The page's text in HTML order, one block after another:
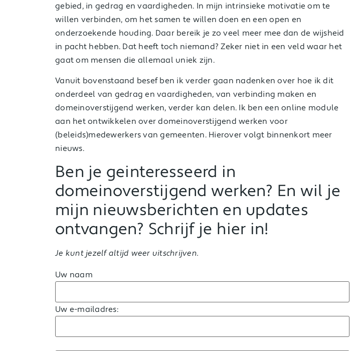
gebied, in gedrag en vaardigheden. In mijn intrinsieke motivatie om te
willen verbinden, om het samen te willen doen en een open en
onderzoekende houding. Daar bereik je zo veel meer mee dan de wijsheid
in pacht hebben. Dat heeft toch niemand? Zeker niet in een veld waar het
gaat om mensen die allemaal uniek zijn.
Vanuit bovenstaand besef ben ik verder gaan nadenken over hoe ik dit
onderdeel van gedrag en vaardigheden, van verbinding maken en
domeinoverstijgend werken, verder kan delen. Ik ben een online module
aan het ontwikkelen over domeinoverstijgend werken voor
(beleids)medewerkers van gemeenten. Hierover volgt binnenkort meer
nieuws.
Ben je geinteresseerd in
domeinoverstijgend werken? En wil je
mijn nieuwsberichten en updates
ontvangen? Schrijf je hier in!
Je kunt jezelf altijd weer uitschrijven.
Uw naam
Uw e-mailadres: